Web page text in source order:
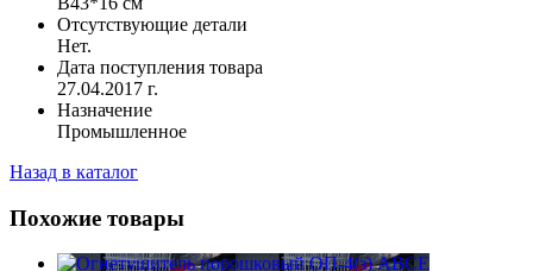
Отсутствующие детали
Нет.
Дата поступления товара
27.04.2017 г.
Назначение
Промышленное
Назад в каталог
Похожие товары